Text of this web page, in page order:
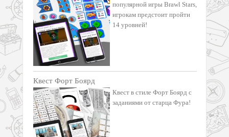
популярной игры Brawl Stars,
игрокам предстоит пройти
14 уровней!
Квест Форт Боярд
Квест в стиле Форт Боярд с
заданиями от старца Фура!